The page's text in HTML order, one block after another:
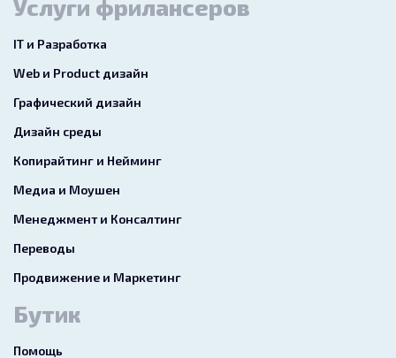
Услуги фрилансеров
IT и Разработка
Web и Product дизайн
Графический дизайн
Дизайн среды
Копирайтинг и Нейминг
Медиа и Моушен
Менеджмент и Консалтинг
Переводы
Продвижение и Маркетинг
Бутик
Помощь